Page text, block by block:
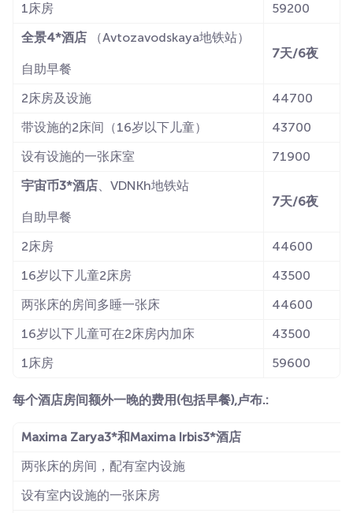
1床房
59200
全景4*酒店 （Avtozavodskaya地铁站）
自助早餐
7天/6夜
2床房及设施
44700
带设施的2床间（16岁以下儿童）
43700
设有设施的一张床室
71900
宇宙币3*酒店、VDNKh地铁站
自助早餐
7天/6夜
2床房
44600
16岁以下儿童2床房
43500
两张床的房间多睡一张床
44600
16岁以下儿童可在2床房内加床
43500
1床房
59600
每个酒店房间额外一晚的费用(包括早餐),卢布.:
Maxima Zarya3*和Maxima Irbis3*酒店
两张床的房间，配有室内设施
设有室内设施的一张床房